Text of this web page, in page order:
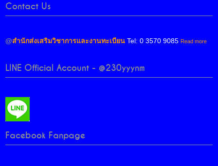
Contact Us
@สำนักส่งเสริมวิชาการและงานทะเบียน Tel: 0 3570 9085 Read more
LINE Official Account - @230yyynm
Facebook Fanpage